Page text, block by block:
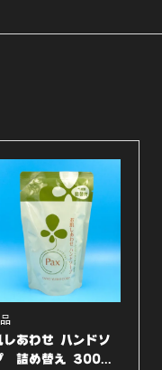
しあわせ ハンドソ
詰め替え 300...